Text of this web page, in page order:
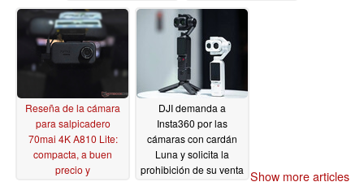
06/14/2026
Reseña de la cámara
para salpicadero
70mai 4K A810 Lite:
compacta, a buen
precio y
DJI demanda a
Insta360 por las
cámaras con cardán
Luna y solicita la
prohibición de su venta Show more articles